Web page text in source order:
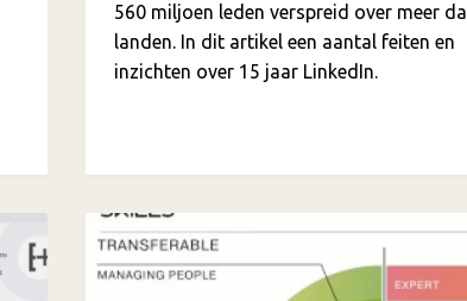
560 miljoen leden verspreid over meer
landen. In dit artikel een aantal feiten en
inzichten over 15 jaar LinkedIn.